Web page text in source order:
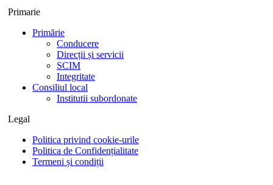
Primarie
Primărie
Conducere
Direcții și servicii
SCIM
Integritate
Consiliul local
Institutii subordonate
Legal
Politica privind cookie-urile
Politica de Confidențialitate
Termeni și condiții